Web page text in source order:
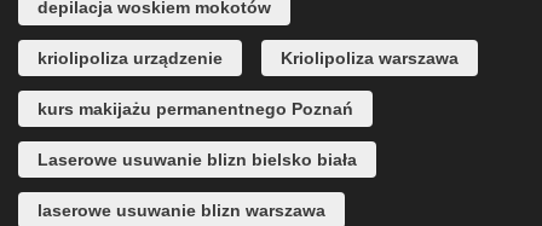
depilacja woskiem mokotów
kriolipoliza urządzenie Kriolipoliza warszawa
kurs makijażu permanentnego Poznań
Laserowe usuwanie blizn bielsko biała
laserowe usuwanie blizn warszawa